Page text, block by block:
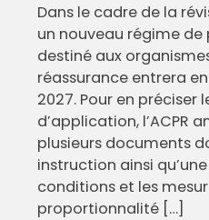
Dans le cadre de la
un nouveau régime
destiné aux
réassurance entrera
2027. Pour en préciser
d’application, l’ACPR
plusieurs documents
instruction ainsi
conditions et les
proportionnalité […]